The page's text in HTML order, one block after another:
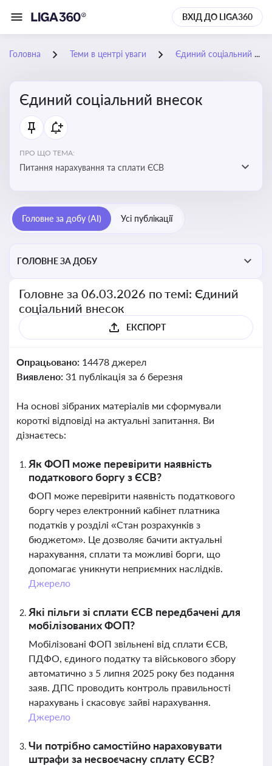
ВХІД ДО LIGA360
Головна Теми в центрі уваги Єдиний соціальний внесок
Єдиний соціальний внесок
ПРО ЩО ТЕМА:
Питання нарахування та сплати ЄСВ
Головне за добу (AI) Усі публікації
ГОЛОВНЕ ЗА ДОБУ
Головне за 06.03.2026 по темі: Єдиний
соціальний внесок
ЕКСПОРТ
Опрацьовано: 14478 джерел
Виявлено: 31 публікація за 6 березня
На основі зібраних матеріалів ми сформували
короткі відповіді на актуальні запитання. Ви
дізнаєтесь:
Як ФОП може перевірити наявність
податкового боргу з ЄСВ?
ФОП може перевірити наявність податкового
боргу через електронний кабінет платника
податків у розділі «Стан розрахунків з
бюджетом». Це дозволяє бачити актуальні
нарахування, сплати та можливі борги, що
допомагає уникнути неприємних наслідків.
Джерело
Які пільги зі сплати ЄСВ передбачені для
мобілізованих ФОП?
Мобілізовані ФОП звільнені від сплати ЄСВ,
ПДФО, єдиного податку та військового збору
автоматично з 5 липня 2025 року без подання
заяв. ДПС проводить контроль правильності
нарахувань і скасовує зайві нарахування.
Джерело
Чи потрібно самостійно нараховувати
штрафи за несвоєчасну сплату ЄСВ?